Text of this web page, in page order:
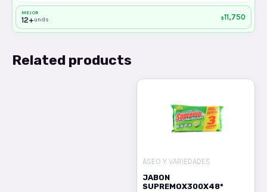
MEJOR
12+unds $11,750
Related products
ASEO Y VARIEDADES
JABON
SUPREMOX300X48*